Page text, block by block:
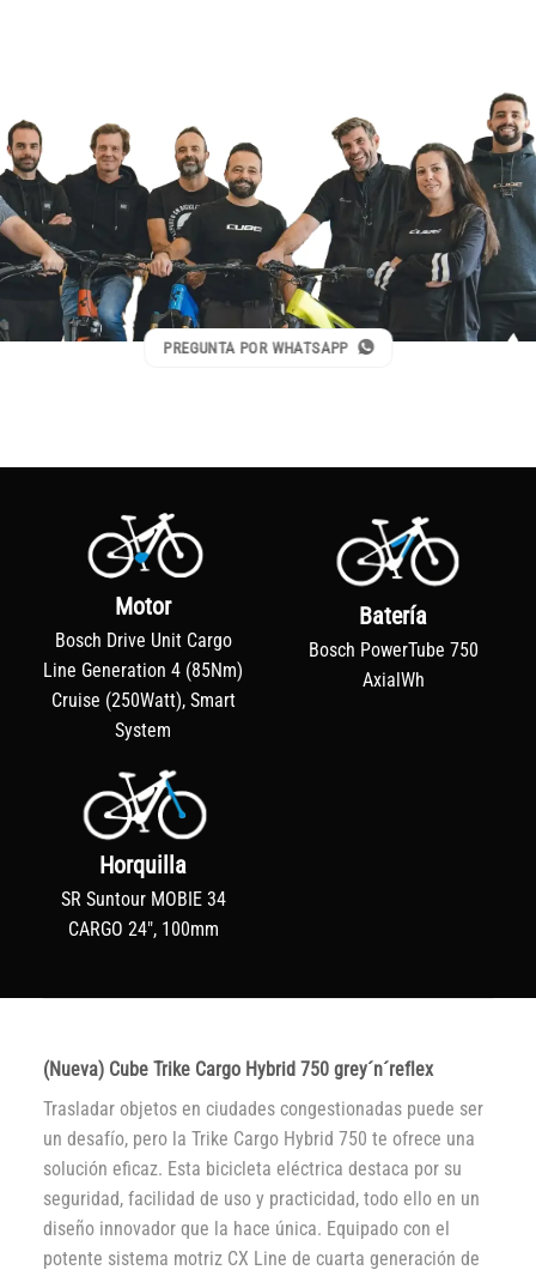
PREGUNTA POR WHATSAPP
Motor
Bosch Drive Unit Cargo
Line Generation 4 (85Nm)
Cruise (250Watt), Smart
System
Batería
Bosch PowerTube 750
AxialWh
Horquilla
SR Suntour MOBIE 34
CARGO 24", 100mm
(Nueva) Cube Trike Cargo Hybrid 750 grey´n´reflex
Trasladar objetos en ciudades congestionadas puede ser
un desafío, pero la Trike Cargo Hybrid 750 te ofrece una
solución eficaz. Esta bicicleta eléctrica destaca por su
seguridad, facilidad de uso y practicidad, todo ello en un
diseño innovador que la hace única. Equipado con el
potente sistema motriz CX Line de cuarta generación de